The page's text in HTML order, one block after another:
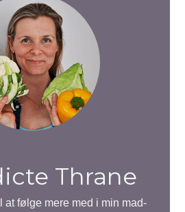
Thrane
at følge mere med i min mad-